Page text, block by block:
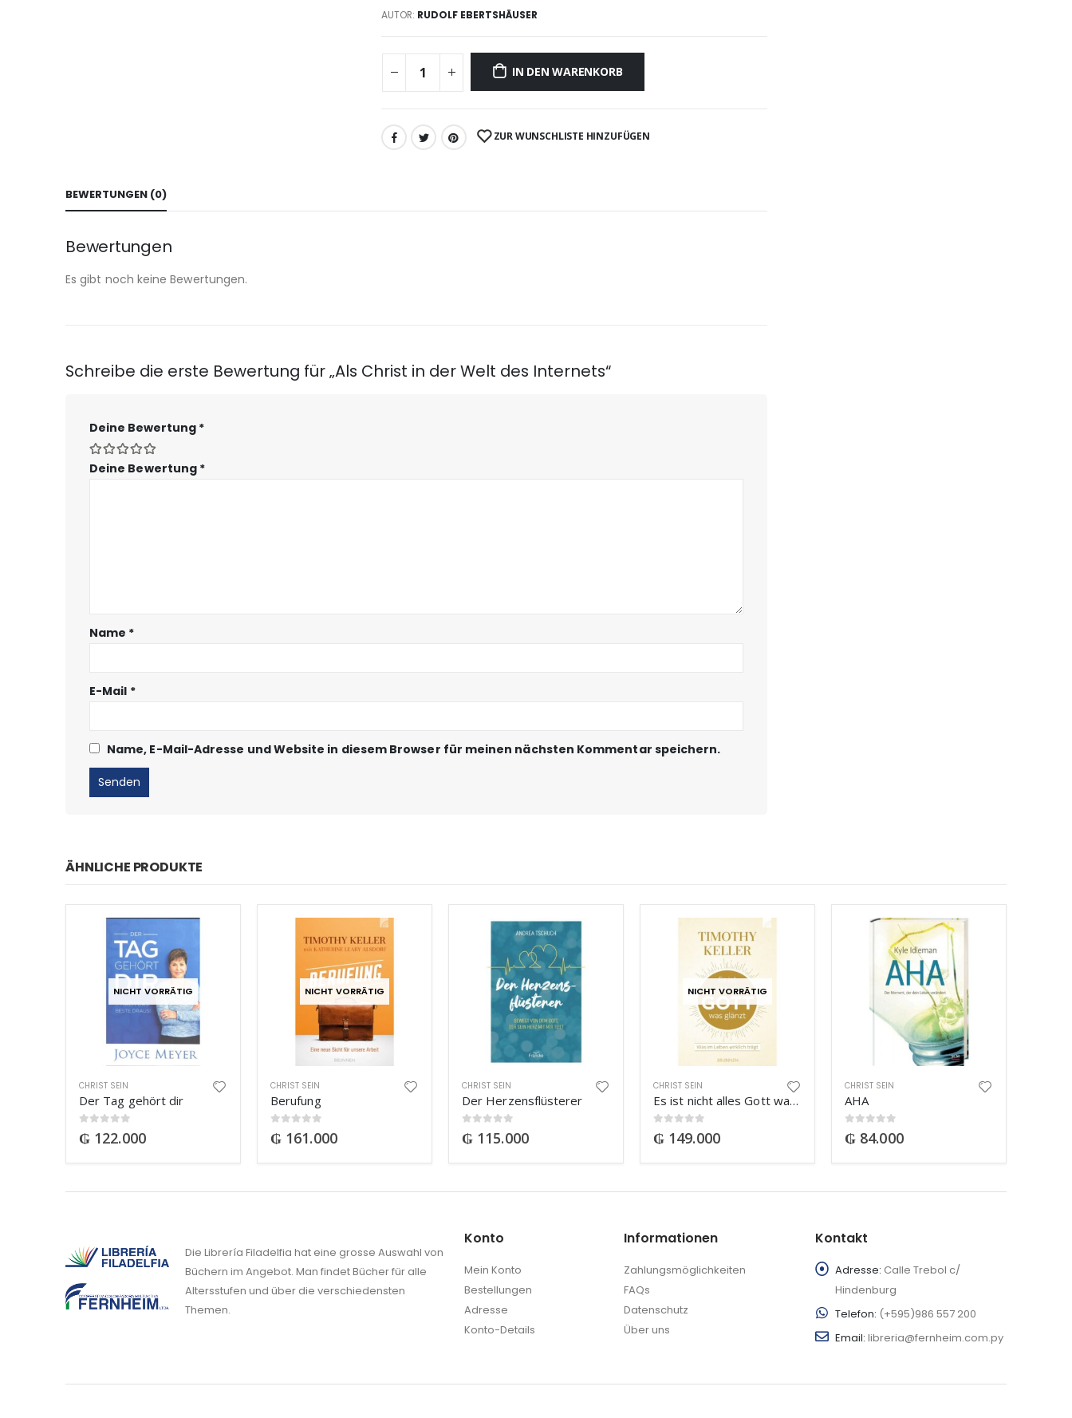
AUTOR: RUDOLF EBERTSHÄUSER
IN DEN WARENKORB
ZUR WUNSCHLISTE HINZUFÜGEN
BEWERTUNGEN (0)
Bewertungen
Es gibt noch keine Bewertungen.
Schreibe die erste Bewertung für „Als Christ in der Welt des Internets“
Deine Bewertung *
Deine Bewertung *
Name *
E-Mail *
Name, E-Mail-Adresse und Website in diesem Browser für meinen nächsten Kommentar speichern.
ÄHNLICHE PRODUKTE
NICHT VORRÄTIG
CHRIST SEIN
Der Tag gehört dir
0out of 5
₲ 122.000
NICHT VORRÄTIG
CHRIST SEIN
Berufung
0out of 5
₲ 161.000
CHRIST SEIN
Der Herzensflüsterer
0out of 5
₲ 115.000
NICHT VORRÄTIG
CHRIST SEIN
Es ist nicht alles Gott was glänzt
0out of 5
₲ 149.000
CHRIST SEIN
AHA
0out of 5
₲ 84.000
Die Librería Filadelfia hat eine grosse Auswahl von
Büchern im Angebot. Man findet Bücher für alle
Altersstufen und über die verschiedensten
Themen.
Konto
Mein Konto
Bestellungen
Adresse
Konto-Details
Informationen
Zahlungsmöglichkeiten
FAQs
Datenschutz
Über uns
Kontakt
Adresse: Calle Trebol c/
Hindenburg
Telefon: (+595)986 557 200
Email: libreria@fernheim.com.py